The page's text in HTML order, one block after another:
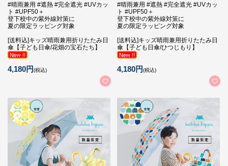
#晴雨兼用 #遮熱 #完全遮光 #UVカッ
ト #UPF50＋
登下校中の紫外線対策に
夏の限定ラッピング対象
[送料込]キッズ晴雨兼用折りたたみ日
傘【子ども日傘/花畑の宝石たち】
4,180円(税込)
#晴雨兼用 #遮熱 #完全遮光 #UVカッ
ト #UPF50＋
登下校中の紫外線対策に
夏の限定ラッピング対象
[送料込]キッズ晴雨兼用折りたたみ日
傘【子ども日傘/ひつじもり】
4,180円(税込)